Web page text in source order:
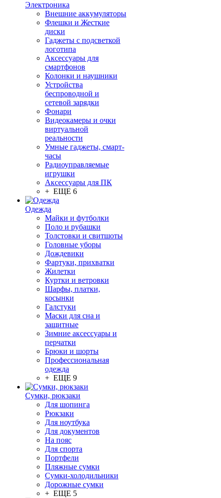
Электроника
Внешние аккумуляторы
Флешки и Жесткие
диски
Гаджеты с подсветкой
логотипа
Аксессуары для
смартфонов
Колонки и наушники
Устройства
беспроводной и
сетевой зарядки
Фонари
Видеокамеры и очки
виртуальной
реальности
Умные гаджеты, смарт-
часы
Радиоуправляемые
игрушки
Аксессуары для ПК
+ ЕЩЕ 6
Одежда
Майки и футболки
Поло и рубашки
Толстовки и свитшоты
Головные уборы
Дождевики
Фартуки, прихватки
Жилетки
Куртки и ветровки
Шарфы, платки,
косынки
Галстуки
Маски для сна и
защитные
Зимние аксессуары и
перчатки
Брюки и шорты
Профессиональная
одежда
+ ЕЩЕ 9
Сумки, рюкзаки
Для шопинга
Рюкзаки
Для ноутбука
Для документов
На пояс
Для спорта
Портфели
Пляжные сумки
Сумки-холодильники
Дорожные сумки
+ ЕЩЕ 5